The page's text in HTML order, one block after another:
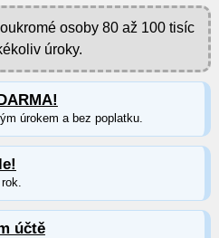
osoby 80 až 100 tisíc
úroky.
úrokem a bez poplatku.
účtě